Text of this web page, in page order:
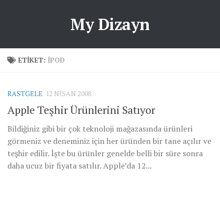
My Dizayn
ETIKET: IPOD
RASTGELE 12 NISAN 2008
Apple Teşhir Ürünlerini Satıyor
Bildiğiniz gibi bir çok teknoloji mağazasında ürünleri
görmeniz ve deneminiz için her üründen bir tane açılır ve
teşhir edilir. İşte bu ürünler genelde belli bir süre sonra
daha ucuz bir fiyata satılır. Apple’da 12...